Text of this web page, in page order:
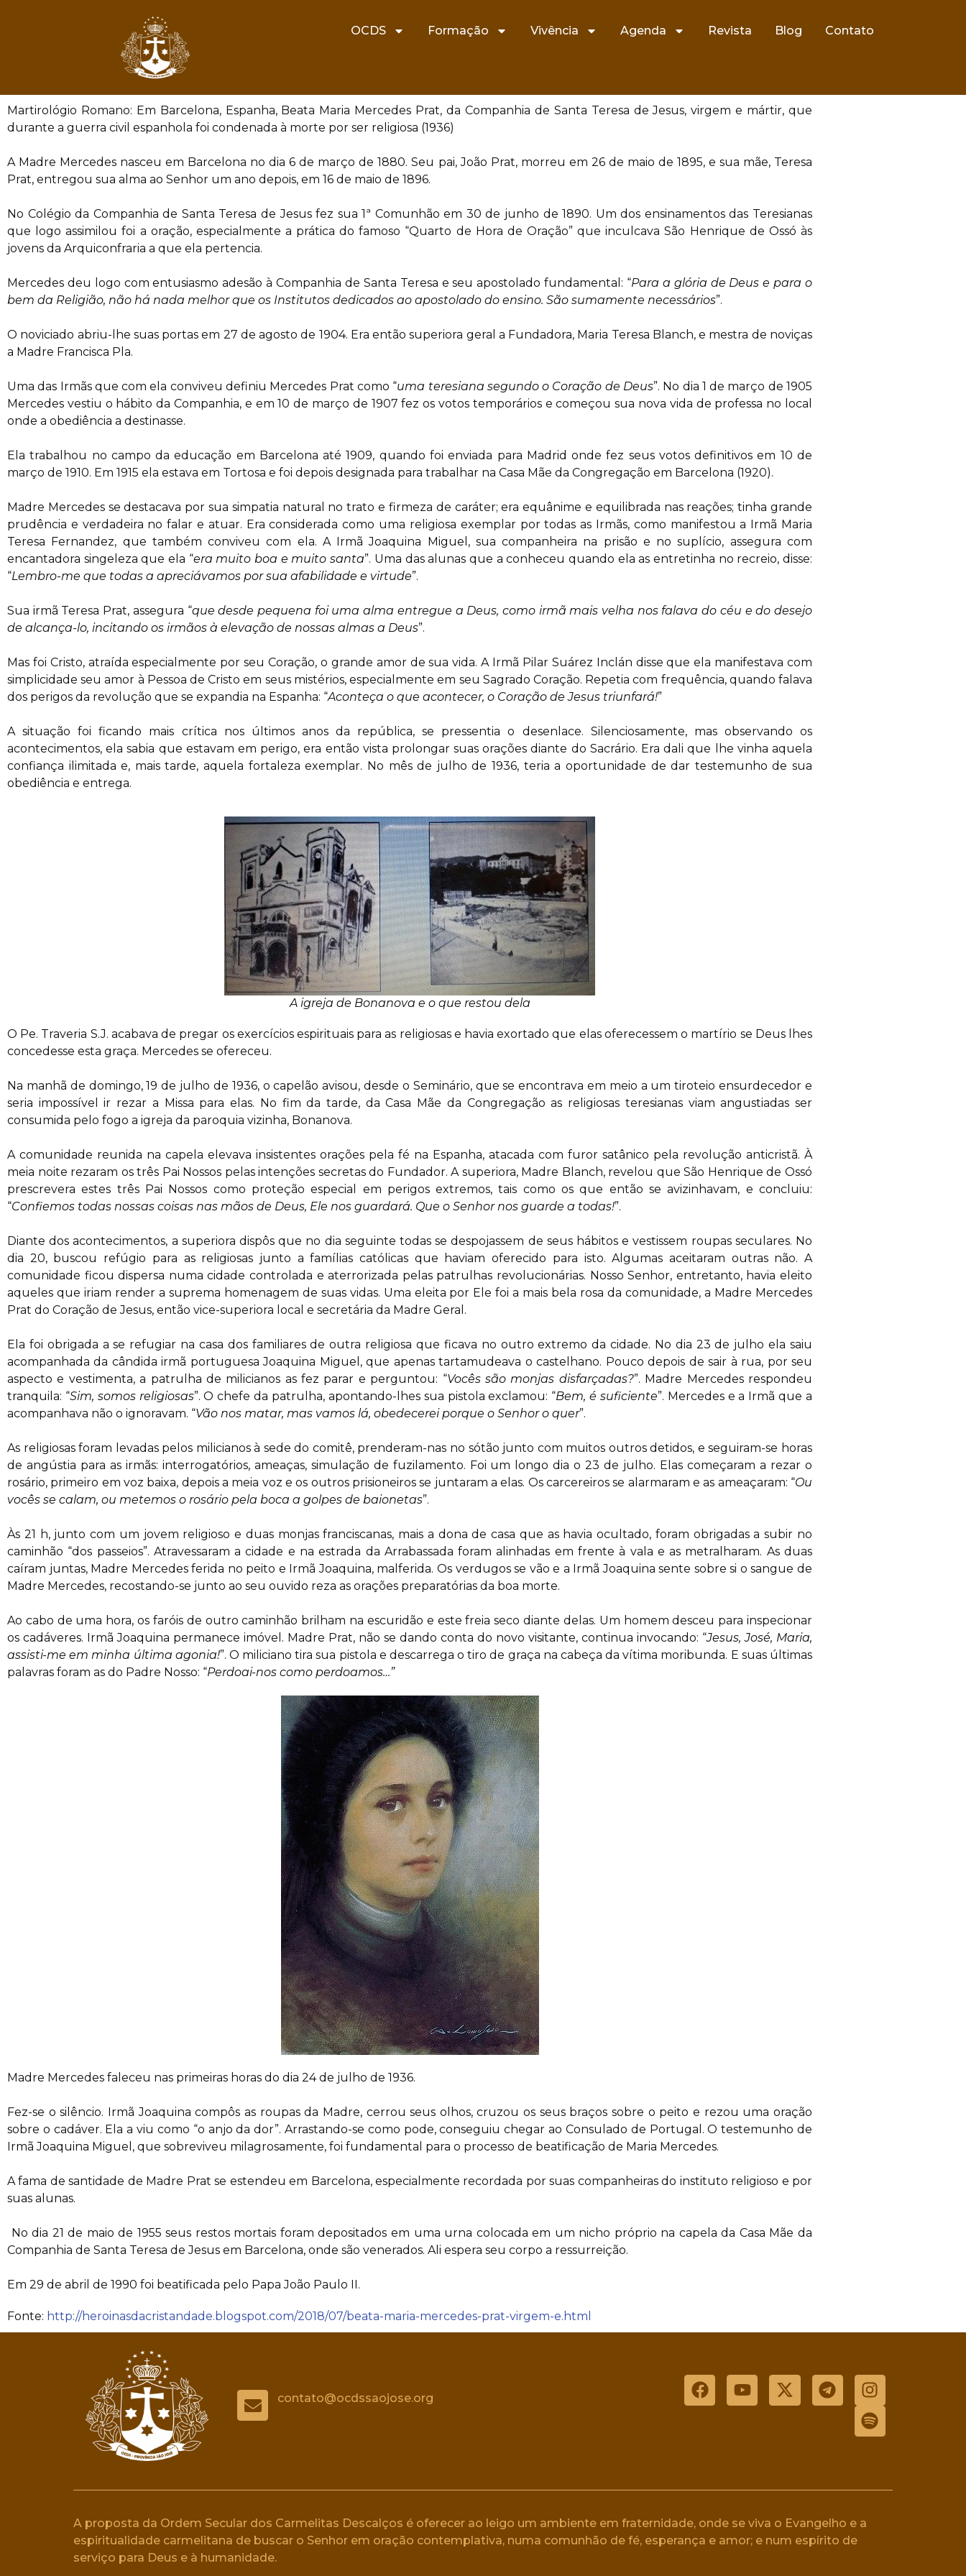
OCDS Formação Vivência Agenda Revista Blog Contato
Martirológio Romano: Em Barcelona, Espanha, Beata Maria Mercedes Prat, da Companhia de Santa Teresa de Jesus, virgem e mártir, que
durante a guerra civil espanhola foi condenada à morte por ser religiosa (1936)
A Madre Mercedes nasceu em Barcelona no dia 6 de março de 1880. Seu pai, João Prat, morreu em 26 de maio de 1895, e sua mãe, Teresa
Prat, entregou sua alma ao Senhor um ano depois, em 16 de maio de 1896.
No Colégio da Companhia de Santa Teresa de Jesus fez sua 1ª Comunhão em 30 de junho de 1890. Um dos ensinamentos das Teresianas
que logo assimilou foi a oração, especialmente a prática do famoso “Quarto de Hora de Oração” que inculcava São Henrique de Ossó às
jovens da Arquiconfraria a que ela pertencia.
Mercedes deu logo com entusiasmo adesão à Companhia de Santa Teresa e seu apostolado fundamental: “Para a glória de Deus e para o
bem da Religião, não há nada melhor que os Institutos dedicados ao apostolado do ensino. São sumamente necessários”.
O noviciado abriu-lhe suas portas em 27 de agosto de 1904. Era então superiora geral a Fundadora, Maria Teresa Blanch, e mestra de noviças
a Madre Francisca Pla.
Uma das Irmãs que com ela conviveu definiu Mercedes Prat como “uma teresiana segundo o Coração de Deus”. No dia 1 de março de 1905
Mercedes vestiu o hábito da Companhia, e em 10 de março de 1907 fez os votos temporários e começou sua nova vida de professa no local
onde a obediência a destinasse.
Ela trabalhou no campo da educação em Barcelona até 1909, quando foi enviada para Madrid onde fez seus votos definitivos em 10 de
março de 1910. Em 1915 ela estava em Tortosa e foi depois designada para trabalhar na Casa Mãe da Congregação em Barcelona (1920).
Madre Mercedes se destacava por sua simpatia natural no trato e firmeza de caráter; era equânime e equilibrada nas reações; tinha grande
prudência e verdadeira no falar e atuar. Era considerada como uma religiosa exemplar por todas as Irmãs, como manifestou a Irmã Maria
Teresa Fernandez, que também conviveu com ela. A Irmã Joaquina Miguel, sua companheira na prisão e no suplício, assegura com
encantadora singeleza que ela “era muito boa e muito santa”. Uma das alunas que a conheceu quando ela as entretinha no recreio, disse:
“Lembro-me que todas a apreciávamos por sua afabilidade e virtude”.
Sua irmã Teresa Prat, assegura “que desde pequena foi uma alma entregue a Deus, como irmã mais velha nos falava do céu e do desejo
de alcança-lo, incitando os irmãos à elevação de nossas almas a Deus”.
Mas foi Cristo, atraída especialmente por seu Coração, o grande amor de sua vida. A Irmã Pilar Suárez Inclán disse que ela manifestava com
simplicidade seu amor à Pessoa de Cristo em seus mistérios, especialmente em seu Sagrado Coração. Repetia com frequência, quando falava
dos perigos da revolução que se expandia na Espanha: “Aconteça o que acontecer, o Coração de Jesus triunfará!”
A situação foi ficando mais crítica nos últimos anos da república, se pressentia o desenlace. Silenciosamente, mas observando os
acontecimentos, ela sabia que estavam em perigo, era então vista prolongar suas orações diante do Sacrário. Era dali que lhe vinha aquela
confiança ilimitada e, mais tarde, aquela fortaleza exemplar. No mês de julho de 1936, teria a oportunidade de dar testemunho de sua
obediência e entrega.
A igreja de Bonanova e o que restou dela
O Pe. Traveria S.J. acabava de pregar os exercícios espirituais para as religiosas e havia exortado que elas oferecessem o martírio se Deus lhes
concedesse esta graça. Mercedes se ofereceu.
Na manhã de domingo, 19 de julho de 1936, o capelão avisou, desde o Seminário, que se encontrava em meio a um tiroteio ensurdecedor e
seria impossível ir rezar a Missa para elas. No fim da tarde, da Casa Mãe da Congregação as religiosas teresianas viam angustiadas ser
consumida pelo fogo a igreja da paroquia vizinha, Bonanova.
A comunidade reunida na capela elevava insistentes orações pela fé na Espanha, atacada com furor satânico pela revolução anticristã. À
meia noite rezaram os três Pai Nossos pelas intenções secretas do Fundador. A superiora, Madre Blanch, revelou que São Henrique de Ossó
prescrevera estes três Pai Nossos como proteção especial em perigos extremos, tais como os que então se avizinhavam, e concluiu:
“Confiemos todas nossas coisas nas mãos de Deus, Ele nos guardará. Que o Senhor nos guarde a todas!”.
Diante dos acontecimentos, a superiora dispôs que no dia seguinte todas se despojassem de seus hábitos e vestissem roupas seculares. No
dia 20, buscou refúgio para as religiosas junto a famílias católicas que haviam oferecido para isto. Algumas aceitaram outras não. A
comunidade ficou dispersa numa cidade controlada e aterrorizada pelas patrulhas revolucionárias. Nosso Senhor, entretanto, havia eleito
aqueles que iriam render a suprema homenagem de suas vidas. Uma eleita por Ele foi a mais bela rosa da comunidade, a Madre Mercedes
Prat do Coração de Jesus, então vice-superiora local e secretária da Madre Geral.
Ela foi obrigada a se refugiar na casa dos familiares de outra religiosa que ficava no outro extremo da cidade. No dia 23 de julho ela saiu
acompanhada da cândida irmã portuguesa Joaquina Miguel, que apenas tartamudeava o castelhano. Pouco depois de sair à rua, por seu
aspecto e vestimenta, a patrulha de milicianos as fez parar e perguntou: “Vocês são monjas disfarçadas?”. Madre Mercedes respondeu
tranquila: “Sim, somos religiosas”. O chefe da patrulha, apontando-lhes sua pistola exclamou: “Bem, é suficiente”. Mercedes e a Irmã que a
acompanhava não o ignoravam. “Vão nos matar, mas vamos lá, obedecerei porque o Senhor o quer”.
As religiosas foram levadas pelos milicianos à sede do comitê, prenderam-nas no sótão junto com muitos outros detidos, e seguiram-se horas
de angústia para as irmãs: interrogatórios, ameaças, simulação de fuzilamento. Foi um longo dia o 23 de julho. Elas começaram a rezar o
rosário, primeiro em voz baixa, depois a meia voz e os outros prisioneiros se juntaram a elas. Os carcereiros se alarmaram e as ameaçaram: “Ou
vocês se calam, ou metemos o rosário pela boca a golpes de baionetas”.
Às 21 h, junto com um jovem religioso e duas monjas franciscanas, mais a dona de casa que as havia ocultado, foram obrigadas a subir no
caminhão “dos passeios”. Atravessaram a cidade e na estrada da Arrabassada foram alinhadas em frente à vala e as metralharam. As duas
caíram juntas, Madre Mercedes ferida no peito e Irmã Joaquina, malferida. Os verdugos se vão e a Irmã Joaquina sente sobre si o sangue de
Madre Mercedes, recostando-se junto ao seu ouvido reza as orações preparatórias da boa morte.
Ao cabo de uma hora, os faróis de outro caminhão brilham na escuridão e este freia seco diante delas. Um homem desceu para inspecionar
os cadáveres. Irmã Joaquina permanece imóvel. Madre Prat, não se dando conta do novo visitante, continua invocando: “Jesus, José, Maria,
assisti-me em minha última agonia!”. O miliciano tira sua pistola e descarrega o tiro de graça na cabeça da vítima moribunda. E suas últimas
palavras foram as do Padre Nosso: “Perdoai-nos como perdoamos…”
Madre Mercedes faleceu nas primeiras horas do dia 24 de julho de 1936.
Fez-se o silêncio. Irmã Joaquina compôs as roupas da Madre, cerrou seus olhos, cruzou os seus braços sobre o peito e rezou uma oração
sobre o cadáver. Ela a viu como “o anjo da dor”. Arrastando-se como pode, conseguiu chegar ao Consulado de Portugal. O testemunho de
Irmã Joaquina Miguel, que sobreviveu milagrosamente, foi fundamental para o processo de beatificação de Maria Mercedes.
A fama de santidade de Madre Prat se estendeu em Barcelona, especialmente recordada por suas companheiras do instituto religioso e por
suas alunas.
No dia 21 de maio de 1955 seus restos mortais foram depositados em uma urna colocada em um nicho próprio na capela da Casa Mãe da
Companhia de Santa Teresa de Jesus em Barcelona, onde são venerados. Ali espera seu corpo a ressurreição.
Em 29 de abril de 1990 foi beatificada pelo Papa João Paulo II.
Fonte: http://heroinasdacristandade.blogspot.com/2018/07/beata-maria-mercedes-prat-virgem-e.html
contato@ocdssaojose.org
A proposta da Ordem Secular dos Carmelitas Descalços é oferecer ao leigo um ambiente em fraternidade, onde se viva o Evangelho e a
espiritualidade carmelitana de buscar o Senhor em oração contemplativa, numa comunhão de fé, esperança e amor; e num espírito de
serviço para Deus e à humanidade.